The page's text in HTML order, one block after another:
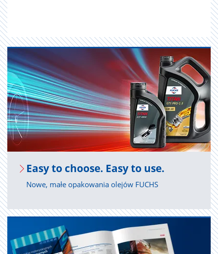
Easy to cho­ose. Easy to use.
Nowe, małe opakowania olejów FUCHS